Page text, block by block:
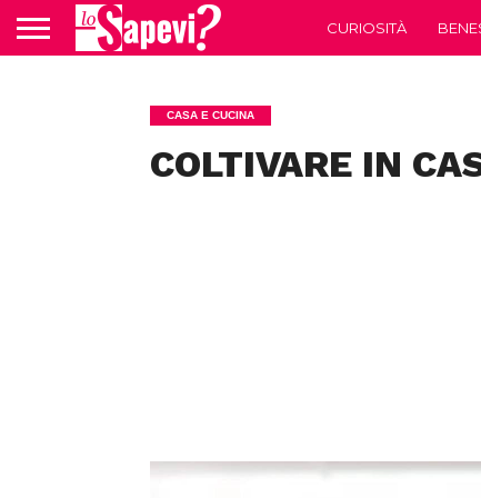
CURIOSITÀ
CASA E CUCINA
COLTIVARE IN